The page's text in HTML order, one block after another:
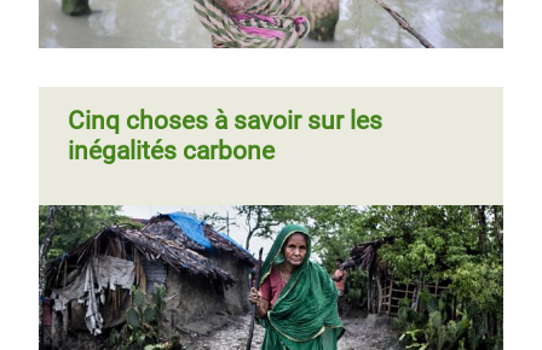
Typhon Phanfone : des vies
perdues et des moyens de
subsistance détruits pendant Noël
Pagination
Page
précédente
‹‹ Page 3
Cinq choses à savoir sur les
inégalités carbone